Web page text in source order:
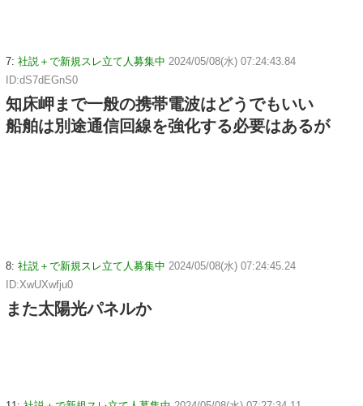
7: 社説＋で新規スレ立て人募集中 2024/05/08(水) 07:24:43.84
ID:dS7dEGnS0
知床岬まで一般の携帯電波はどうでもいい
船舶は別途通信回線を強化する必要はあるが
8: 社説＋で新規スレ立て人募集中 2024/05/08(水) 07:24:45.24
ID:XwUXwfju0
また太陽光パネルか